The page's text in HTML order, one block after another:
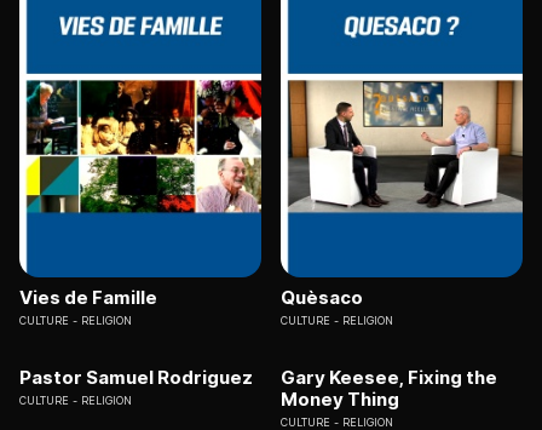
Vies de Famille
CULTURE RELIGION
Quèsaco
CULTURE RELIGION
Pastor Samuel Rodriguez
CULTURE RELIGION
Gary Keesee, Fixing the
Money Thing
CULTURE RELIGION